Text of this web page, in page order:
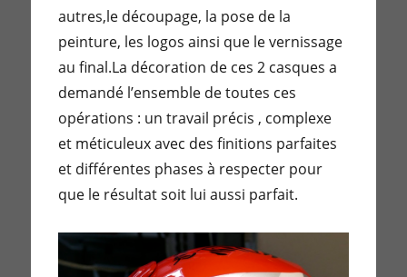
autres,le découpage, la pose de la
peinture, les logos ainsi que le vernissage
au final.La décoration de ces 2 casques a
demandé l’ensemble de toutes ces
opérations : un travail précis , complexe
et méticuleux avec des finitions parfaites
et différentes phases à respecter pour
que le résultat soit lui aussi parfait.